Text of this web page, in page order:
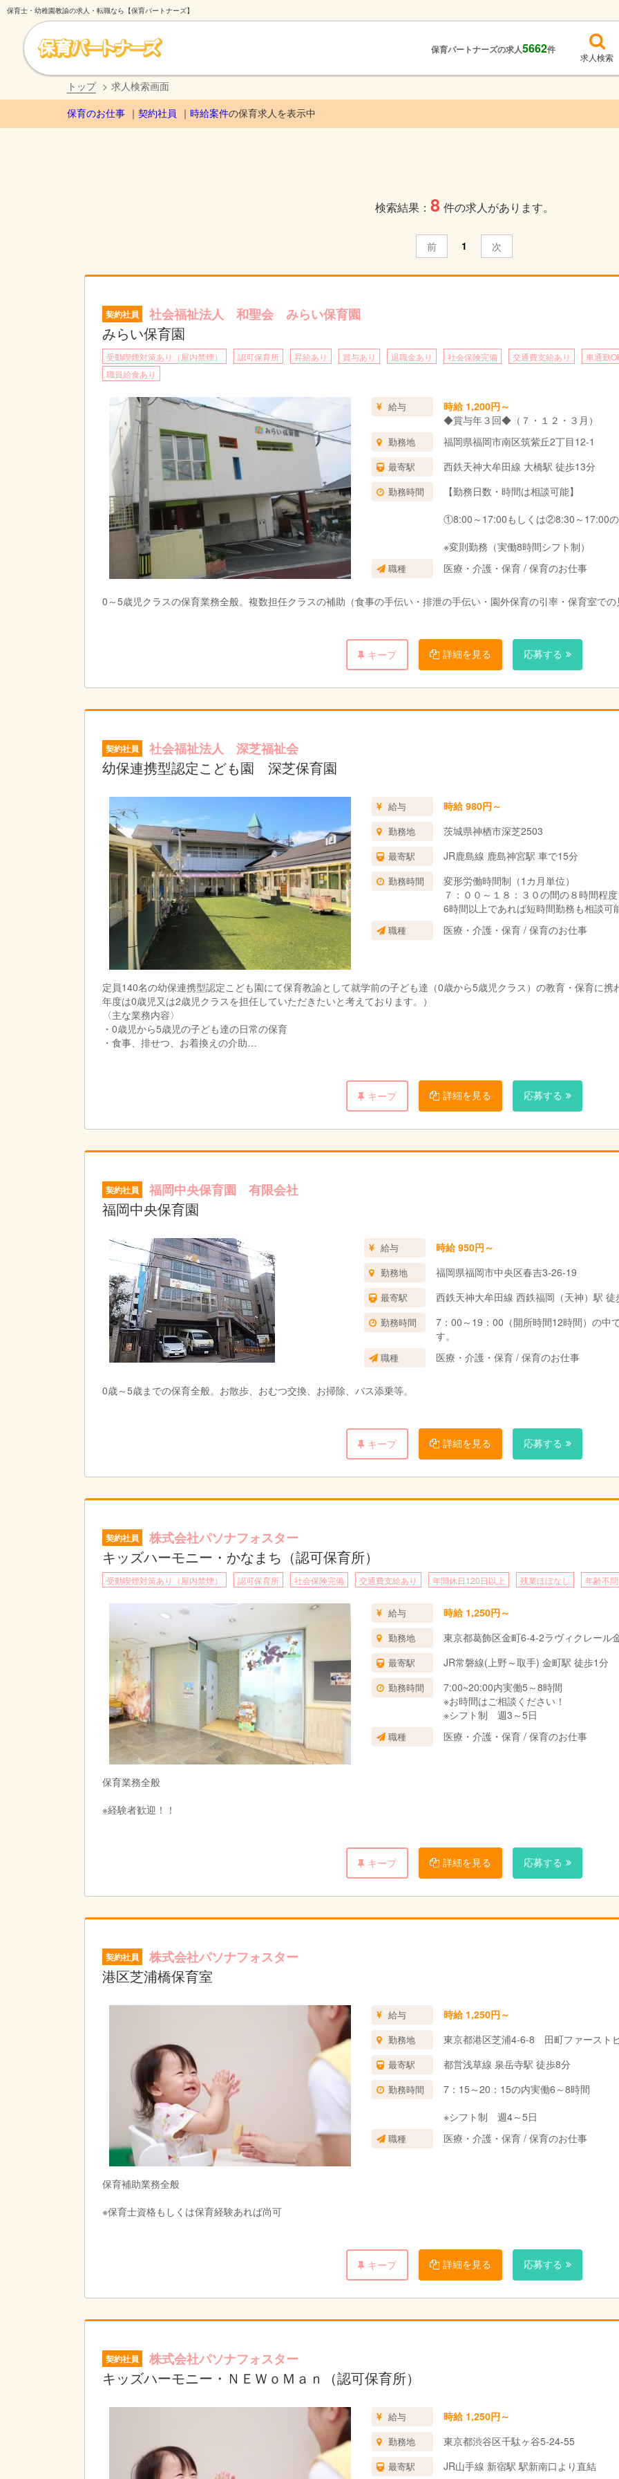
保育士・幼稚園教諭の求人・転職なら【保育パートナーズ】
保育パートナーズの求人5662件
求人検索
トップ 求人検索画面
保育のお仕事 契約社員 時給案件の保育求人を表示中
検索結果： 8 件の求人があります。
前 1 次
契約社員 社会福祉法人 和聖会 みらい保育園
みらい保育園
受動喫煙対策あり（屋内禁煙） 認可保育所 昇給あり 賞与あり 退職金あり 社会保険完備 交通費支給あり 車通勤
職員給食あり
給与
時給 1,200円～
◆賞与年３回◆（７・１２・３月）
勤務地 福岡県福岡市南区筑紫丘2丁目12-1
最寄駅 西鉄天神大牟田線 大橋駅 徒歩13分
勤務時間
【勤務日数・時間は相談可能】
①8:00～17:00もしくは②8:30～17:00
※変則勤務（実働8時間シフト制）
職種 医療・介護・保育 / 保育のお仕事
0～5歳児クラスの保育業務全般。複数担任クラスの補助（食事の手伝い・排泄の手伝い・園外保育の引率・保育室での
キープ 詳細を見る 応募する
契約社員 社会福祉法人 深芝福祉会
幼保連携型認定こども園 深芝保育園
給与 時給 980円～
勤務地 茨城県神栖市深芝2503
最寄駅 JR鹿島線 鹿島神宮駅 車で15分
勤務時間
変形労働時間制（1カ月単位）
７：００～１８：３０の間の８時間程度
6時間以上であれば短時間勤務も相談可
職種 医療・介護・保育 / 保育のお仕事
定員140名の幼保連携型認定こども園にて保育教諭として就学前の子ども達（0歳から5歳児クラス）の教育・保育に
年度は0歳児又は2歳児クラスを担任していただきたいと考えております。）
〈主な業務内容〉
・0歳児から5歳児の子ども達の日常の保育
・食事、排せつ、お着換えの介助
キープ
詳細を見る 応募する
契約社員 福岡中央保育園 有限会社
福岡中央保育園
給与 時給 950円～
勤務地 福岡県福岡市中央区春吉3-26-19
最寄駅 西鉄天神大牟田線 西鉄福岡（天神）駅 徒
勤務時間
7：00～19：00（開所時間12時間）の中
す。
職種 医療・介護・保育 / 保育のお仕事
0歳～5歳までの保育全般。お散歩、おむつ交換、お掃除、バス添乗等。
キープ 詳細を見る 応募する
契約社員 株式会社パソナフォスター
キッズハーモニー・かなまち（認可保育所）
受動喫煙対策あり（屋内禁煙） 認可保育所 社会保険完備 交通費支給あり 年間休日120日以上 残業ほぼなし 年齢不問
給与 時給 1,250円～
勤務地 東京都葛飾区金町6-4-2ラヴィクレール
最寄駅 JR常磐線(上野～取手) 金町駅 徒歩1分
勤務時間
7:00~20:00内実働5～8時間
※お時間はご相談ください！
※シフト制 週3～5日
職種 医療・介護・保育 / 保育のお仕事
保育業務全般
※経験者歓迎！！
キープ 詳細を見る 応募する
契約社員 株式会社パソナフォスター
港区芝浦橋保育室
給与 時給 1,250円～
勤務地 東京都港区芝浦4-6-8 田町ファースト
最寄駅 都営浅草線 泉岳寺駅 徒歩8分
勤務時間
7：15～20：15の内実働6～8時間
※シフト制 週4～5日
職種 医療・介護・保育 / 保育のお仕事
保育補助業務全般
※保育士資格もしくは保育経験あれば尚可
キープ 詳細を見る 応募する
契約社員 株式会社パソナフォスター
キッズハーモニー・ＮＥＷｏＭａｎ（認可保育所）
給与 時給 1,250円～
勤務地 東京都渋谷区千駄ヶ谷5-24-55
最寄駅 JR山手線 新宿駅 駅新南口より直結